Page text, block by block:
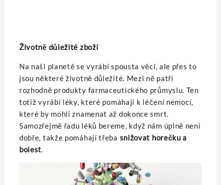
Životně důležité zboží
Na naši planetě se vyrábí spousta věcí, ale přes to
jsou některé životně důležité. Mezi ně patří
rozhodně produkty farmaceutického průmyslu. Ten
totiž vyrábí léky, které pomáhají k léčení nemocí,
které by mohli znamenat až dokonce smrt.
Samozřejmě řadu léků bereme, když nám úplně není
dobře, takže pomáhají třeba snižovat horečku a
bolest.